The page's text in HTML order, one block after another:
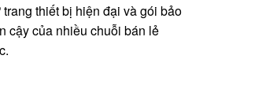
thiết bị hiện đại và gói bảo
cậy của nhiều chuỗi bán lẻ